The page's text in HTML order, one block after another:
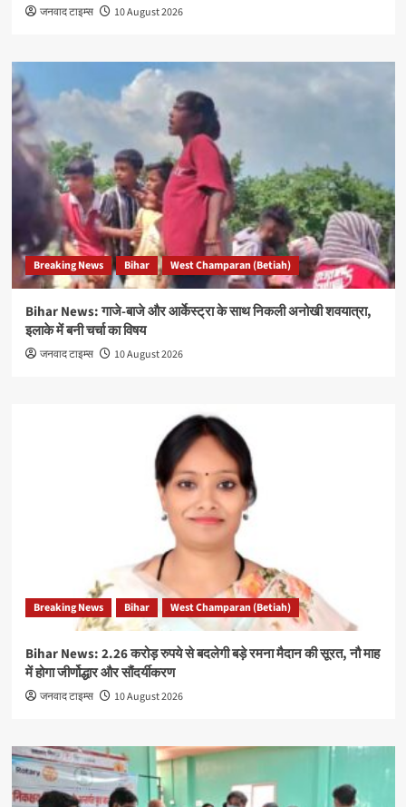
जनवाद टाइम्स 10 August 2026
Breaking News Bihar West Champaran (Betiah)
Bihar News: गाजे-बाजे और आर्केस्ट्रा के साथ निकली अनोखी शवयात्रा,
इलाके में बनी चर्चा का विषय
जनवाद टाइम्स 10 August 2026
Breaking News Bihar West Champaran (Betiah)
Bihar News: 2.26 करोड़ रुपये से बदलेगी बड़े रमना मैदान की सूरत, नौ माह
में होगा जीर्णोद्धार और सौंदर्यीकरण
जनवाद टाइम्स 10 August 2026